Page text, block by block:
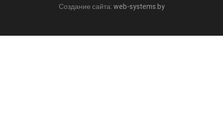
Создание сайта:web-systems.by